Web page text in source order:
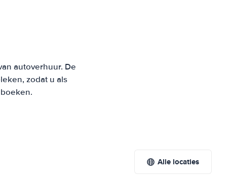
autoverhuur. De
zodat u als
Alle locaties